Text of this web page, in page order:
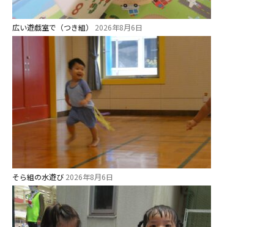
広い遊戯室で（つき組） 2026年8月6日
そら組の水遊び 2026年8月6日